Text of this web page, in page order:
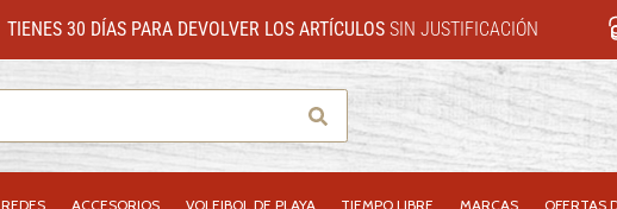
TIENES 30 DÍAS PARA DEVOLVER LOS ARTÍCULOS SIN JUSTIFICACIÓN
Buscar
REDES ACCESORIOS VOLEIBOL DE PLAYA TIEMPO LIBRE MARCAS OFERTAS